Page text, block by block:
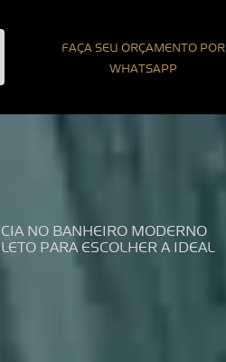
FAÇA SEU ORÇAMENTO POR
WHATSAPP
NO BANHEIRO MODERNO
PARA ESCOLHER A IDEAL